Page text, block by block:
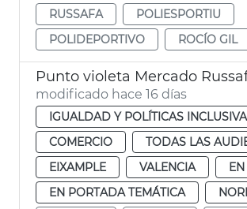
RUSSAFA
POLIESPORTIU
POLIDEPORTIVO
ROCÍO GIL
Punto violeta Mercado
modificado hace 16 días
IGUALDAD Y POLÍTICAS
COMERCIO
TODAS LAS
EIXAMPLE
VALENCIA
EN PORTADA TEMÁTICA